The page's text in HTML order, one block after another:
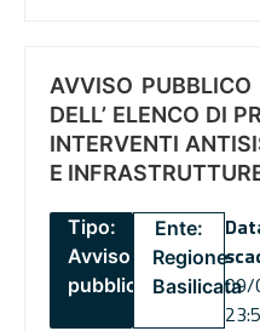
AVVISO
DELL’ ELENCO DI
INTERVENTI
E
Tipo:
Avviso
pubblico
Ente:
Regione
Basilicata
09/